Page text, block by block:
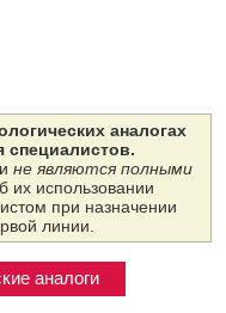
аналогах
специалистов.
не являются полными
их использовании
при назначении
линии.
аналоги